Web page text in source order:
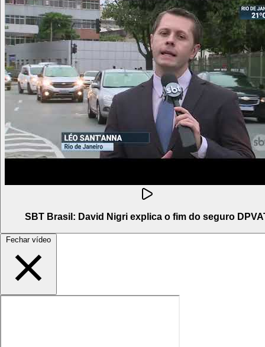
SBT Brasil: David Nigri explica o fim do seguro
Fechar vídeo